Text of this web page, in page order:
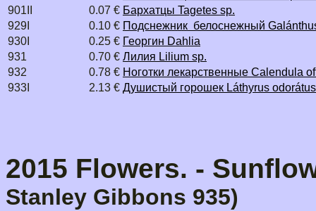
901II
0.07 € Бархатцы Tagetes sp.
929I
0.10 € Подснежник белоснежный
930I
0.25 € Георгин Dahlia
931
0.70 € Лилия Lilium sp.
932
0.78 € Ноготки лекарственные Calendula
933I
2.13 € Душистый горошек Láthyrus odorátus
2015 Flowers. -
Stanley Gibbons 935)